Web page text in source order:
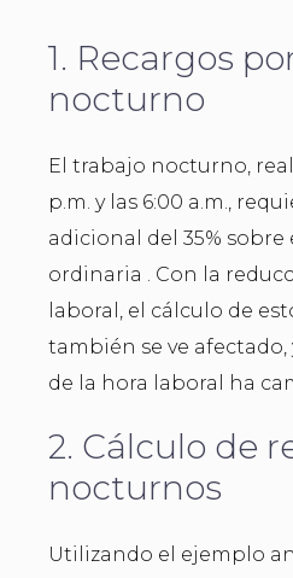
1. Recargos
nocturno
El trabajo nocturno,
p.m. y las 6:00 a.m.,
adicional del 35% sobre
ordinaria . Con la
laboral, el cálculo de
también se ve afectado,
de la hora laboral ha
2. Cálculo de
nocturnos
Utilizando el ejemplo